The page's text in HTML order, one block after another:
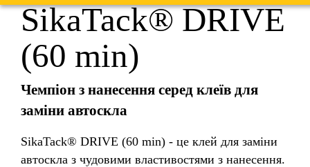
SikaTack® DRIVE
(60 min)
Чемпіон з нанесення серед клеїв для
заміни автоскла
SikaTack® DRIVE (60 min) - це клей для заміни
автоскла з чудовими властивостями з нанесення.